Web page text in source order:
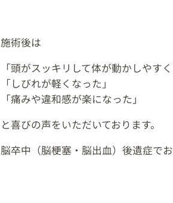
施術後は
「頭がスッキリして体が動かしやすく
「しびれが軽くなった」
「痛みや違和感が楽になった」
と喜びの声をいただいております。
脳卒中（脳梗塞・脳出血）後遺症で